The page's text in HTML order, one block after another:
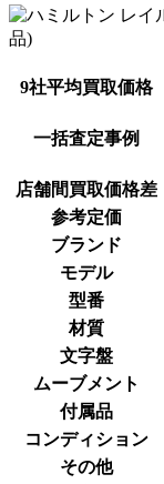
9社平均買取価格
一括査定事例
店舗間買取価格差
参考定価
ブランド
モデル
型番
材質
文字盤
ムーブメント
付属品
コンディション
その他